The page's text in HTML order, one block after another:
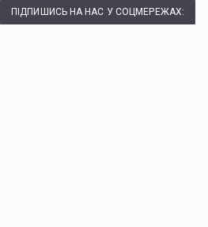
ПІДПИШИСЬ НА НАС У СОЦМЕРЕЖАХ: